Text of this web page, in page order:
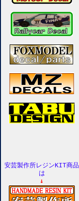
安芸製作所レジンKIT商品
は
↓